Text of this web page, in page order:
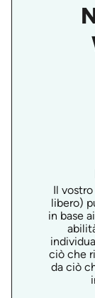
Il
libero)
in base
ciò che
da ciò